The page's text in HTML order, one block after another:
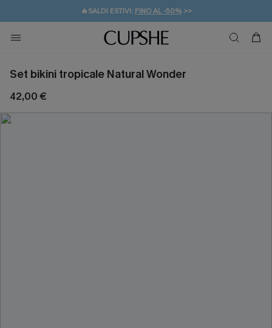
🔥SALDI ESTIVI: FINO AL -50%>>
🚚SPEDIZIONE GRATUITA DA 49€
💌REGALO PER I NUOVI: 20% DI SCONTO*
Set bikini tropicale Natural Wonder
42,00 €